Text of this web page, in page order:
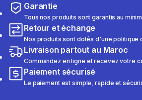
Garantie
Tous nos produits sont garantis au
Retour et échange
Nos produits sont dotés d'une politique
Livraison partout au Maroc
Commandez en ligne et recevez votre
Paiement sécurisé
Le paiement est simple, rapide et